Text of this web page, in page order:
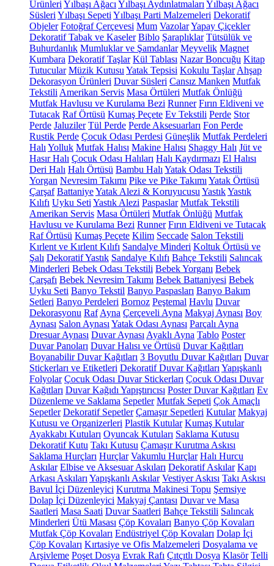
Ürünleri Yılbaşı Ağacı Yılbaşı Aydınlatmaları Yılbaşı Ağacı
Süsleri Yılbaşı Sepeti Yılbaşı Parti Malzemeleri Dekoratif
Objeler Fotoğraf Çerçevesi Mum VazolarYapay Çiçekler
Dekoratif Tabak ve Kaseler Biblo Şaraplıklar Tütsülük ve
Buhurdanlık Mumluklar ve Şamdanlar Meyvelik Magnet
Kumbara Dekoratif Taşlar Kül Tablası Nazar Boncuğu Kitap
Tutucular Müzik Kutusu Yatak Tepsisi Kokulu Taşlar Ahşap
Dekorasyon Ürünleri Duvar Süsleri Cansız Manken Mutfak
Tekstili Amerikan Servis Masa Örtüleri Mutfak Önlüğü
Mutfak Havlusu ve Kurulama Bezi Runner Fırın Eldiveni ve
Tutacak Raf Örtüsü Kumaş Peçete Ev Tekstili Perde Stor
Perde Jaluziler Tül Perde Perde Aksesuarları Fon Perde
Rustik Perde Çocuk Odası Perdesi Güneşlik Mutfak Perdeleri
Halı Yolluk Mutfak Halısı Makine Halısı Shaggy Halı Jüt ve
Hasır Halı Çocuk Odası Halıları Halı Kaydırmazı El Halısı
Deri Halı Halı Örtüsü Bambu Halı Yatak Odası Tekstili
Yorgan Nevresim Takımı Pike ve Pike Takımı Yatak Örtüsü
Çarşaf BattaniyeYatak Alezi & Koruyucusu YastıkYastık
Kılıfı Uyku Seti Yastık Alezi Paspaslar Mutfak Tekstili
Amerikan Servis Masa Örtüleri Mutfak Önlüğü Mutfak
Havlusu ve Kurulama Bezi Runner Fırın Eldiveni ve Tutacak
Raf Örtüsü Kumaş Peçete Kilim Seccade Salon Tekstili
Kırlent ve Kırlent Kılıfı Sandalye Minderi Koltuk Örtüsü ve
Şalı Dekoratif Yastık Sandalye Kılıfı Bahçe Tekstili Salıncak
Minderleri Bebek Odası Tekstili Bebek Yorganı Bebek
Çarşafı Bebek Nevresim Takımı Bebek Battaniyesi Bebek
Uyku Seti Banyo Tekstil Banyo Paspasları Banyo Bakım
Setleri Banyo Perdeleri Bornoz Peştemal Havlu Duvar
Dekorasyonu Raf Ayna Çerçeveli Ayna Makyaj Aynası Boy
Aynası Salon Aynası Yatak Odası Aynası Parçalı Ayna
Dresuar Aynası Duvar Aynası Ayaklı Ayna Tablo Poster
Duvar Panoları Duvar Halısı ve Örtüsü Duvar Kağıtları
Boyanabilir Duvar Kağıtları 3 Boyutlu Duvar Kağıtları Duvar
Stickerları ve Etiketleri Dekoratif Duvar Kağıtları Yapışkanlı
Folyolar Çocuk Odası Duvar Stickerları Çocuk Odası Duvar
Kağıtları Duvar Kağıdı Yapıştırıcısı Poster Duvar Kağıtları Ev
Düzenleme ve Saklama Sepetler Mutfak Sepeti Çok Amaçlı
Sepetler Dekoratif Sepetler Çamaşır Sepetleri Kutular Makyaj
Kutusu ve Organizerleri Plastik Kutular Kumaş Kutular
Ayakkabı Kutuları Oyuncak Kutuları Saklama Kutusu
Dekoratif Kutu Takı Kutusu Çamaşır Kurutma Askısı
Saklama Hurçları Hurçlar Vakumlu Hurçlar Halı Hurcu
Askılar Elbise ve Aksesuar Askıları Dekoratif Askılar Kapı
Arkası Askıları Yapışkanlı Askılar Vestiyer Askısı Takı Askısı
Bavul İçi Düzenleyici Kurutma Makinesi Topu Şemsiye
Dolap İçi Düzenleyici Makyaj Çantası Duvar ve Masa
Saatleri Masa Saati Duvar Saatleri Bahçe Tekstili Salıncak
Minderleri Ütü Masası Çöp Kovaları Banyo Çöp Kovaları
Mutfak Çöp Kovaları Endüstriyel Çöp Kovaları Dolap İçi
Çöp Kovaları Kırtasiye ve Ofis Malzemeleri Dosyalama ve
Arşivleme Poşet Dosya Evrak Rafı Çıtçıtlı Dosya Klasör Telli